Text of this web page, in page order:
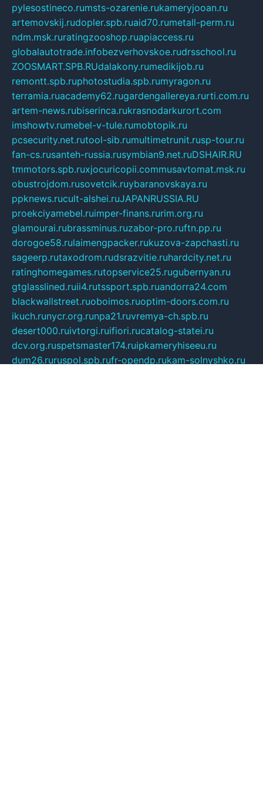
pylesostineco.rumsts-ozarenie.rukameryjooan.ru
artemovskij.rudopler.spb.ruaid70.rumetall-perm.ru
ndm.msk.ruratingzooshop.ruapiaccess.ru
globalautotrade.infobezverhovskoe.rudrsschool.ru
ZOOSMART.SPB.RUdalakony.rumedikijob.ru
remontt.spb.ruphotostudia.spb.rumyragon.ru
terramia.ruacademy62.rugardengallereya.rurti.com.ru
artem-news.rubiserinca.rukrasnodarkurort.com
imshowtv.rumebel-v-tule.rumobtopik.ru
pcsecurity.net.rutool-sib.rumultimetrunit.rusp-tour.ru
fan-cs.rusanteh-russia.rusymbian9.net.ruDSHAIR.RU
tmmotors.spb.ruxjocuricopii.commusavtomat.msk.ru
obustrojdom.rusovetcik.ruybaranovskaya.ru
ppknews.rucult-alshei.ruJAPANRUSSIA.RU
proekciyamebel.ruimper-finans.rurim.org.ru
glamourai.rubrassminus.ruzabor-pro.ruftn.pp.ru
dorogoe58.rulaimengpacker.rukuzova-zapchasti.ru
sageerp.rutaxodrom.rudsrazvitie.ruhardcity.net.ru
ratinghomegames.rutopservice25.rugubernyan.ru
gtglasslined.ruii4.rutssport.spb.ruandorra24.com
blackwallstreet.ruoboimos.ruoptim-doors.com.ru
ikuch.runycr.org.runpa21.ruvremya-ch.spb.ru
desert000.ruivtorgi.ruifiori.rucatalog-statei.ru
dcv.org.ruspetsmaster174.ruipkameryhiseeu.ru
dum26.ruruspol.spb.rufr-opendp.rukam-solnyshko.ru